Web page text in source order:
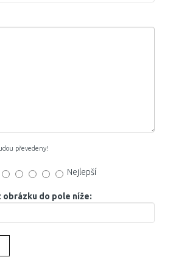
převedeny!
Nejlepší
do pole níže: